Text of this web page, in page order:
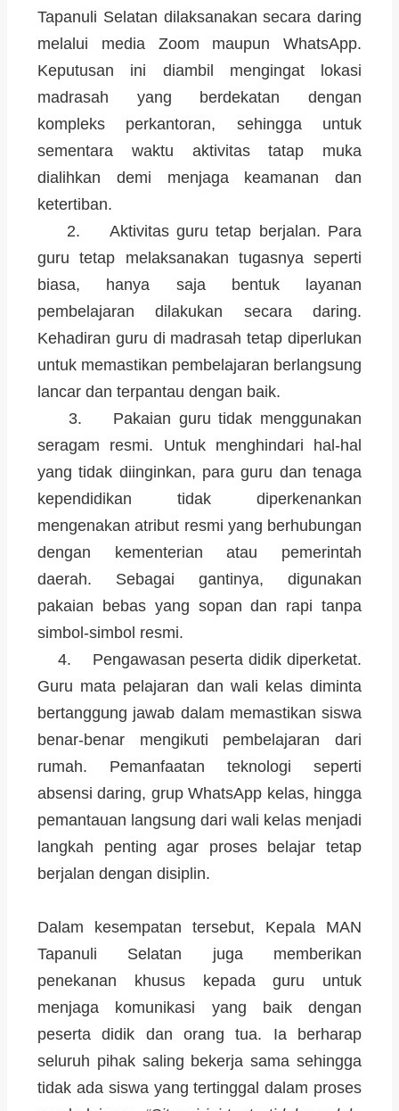
Tapanuli Selatan dilaksanakan secara daring
melalui media Zoom maupun WhatsApp.
Keputusan ini diambil mengingat lokasi
madrasah yang berdekatan dengan
kompleks perkantoran, sehingga untuk
sementara waktu aktivitas tatap muka
dialihkan demi menjaga keamanan dan
ketertiban.
2. Aktivitas guru tetap berjalan. Para
guru tetap melaksanakan tugasnya seperti
biasa, hanya saja bentuk layanan
pembelajaran dilakukan secara daring.
Kehadiran guru di madrasah tetap diperlukan
untuk memastikan pembelajaran berlangsung
lancar dan terpantau dengan baik.
3. Pakaian guru tidak menggunakan
seragam resmi. Untuk menghindari hal-hal
yang tidak diinginkan, para guru dan tenaga
kependidikan tidak diperkenankan
mengenakan atribut resmi yang berhubungan
dengan kementerian atau pemerintah
daerah. Sebagai gantinya, digunakan
pakaian bebas yang sopan dan rapi tanpa
simbol-simbol resmi.
4. Pengawasan peserta didik diperketat.
Guru mata pelajaran dan wali kelas diminta
bertanggung jawab dalam memastikan siswa
benar-benar mengikuti pembelajaran dari
rumah. Pemanfaatan teknologi seperti
absensi daring, grup WhatsApp kelas, hingga
pemantauan langsung dari wali kelas menjadi
langkah penting agar proses belajar tetap
berjalan dengan disiplin.
Dalam kesempatan tersebut, Kepala MAN
Tapanuli Selatan juga memberikan
penekanan khusus kepada guru untuk
menjaga komunikasi yang baik dengan
peserta didik dan orang tua. Ia berharap
seluruh pihak saling bekerja sama sehingga
tidak ada siswa yang tertinggal dalam proses